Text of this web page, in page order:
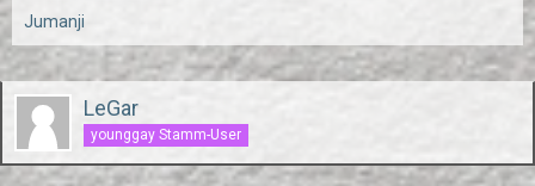
Jumanji
LeGar
younggay Stamm-User